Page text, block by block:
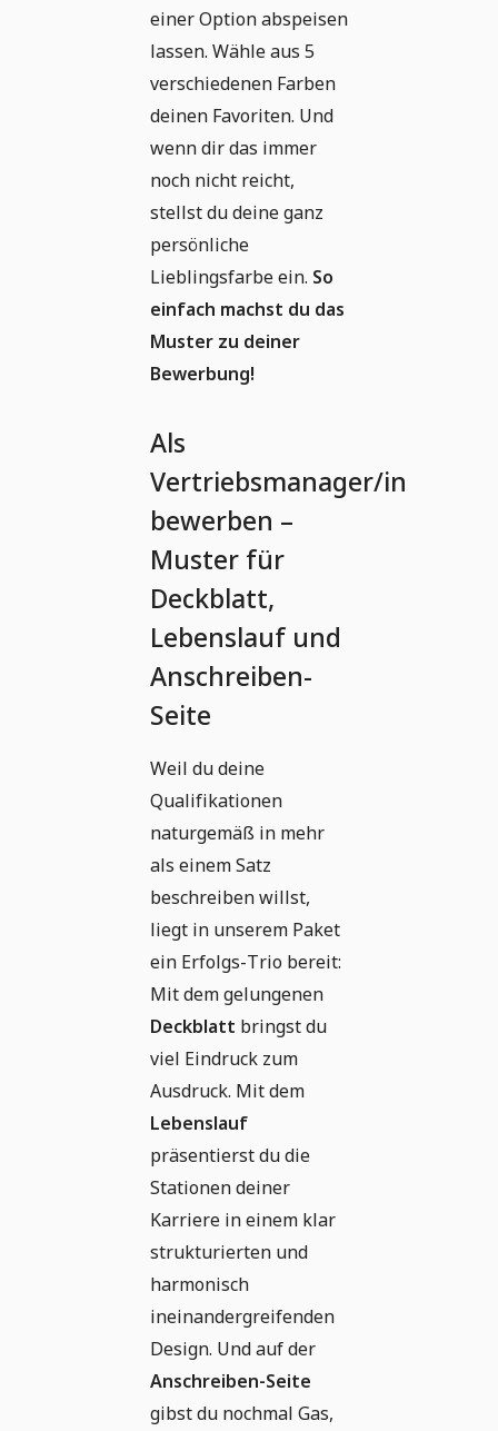
einer Option abspeisen
lassen. Wähle aus 5
verschiedenen Farben
deinen Favoriten. Und
wenn dir das immer
noch nicht reicht,
stellst du deine ganz
persönliche
Lieblingsfarbe ein. So
einfach machst du das
Muster zu deiner
Bewerbung!
Als
Vertriebsmanager/in
bewerben –
Muster für
Deckblatt,
Lebenslauf und
Anschreiben-
Seite
Weil du deine
Qualifikationen
naturgemäß in mehr
als einem Satz
beschreiben willst,
liegt in unserem Paket
ein Erfolgs-Trio bereit:
Mit dem gelungenen
Deckblatt bringst du
viel Eindruck zum
Ausdruck. Mit dem
Lebenslauf
präsentierst du die
Stationen deiner
Karriere in einem klar
strukturierten und
harmonisch
ineinandergreifenden
Design. Und auf der
Anschreiben-Seite
gibst du nochmal Gas,